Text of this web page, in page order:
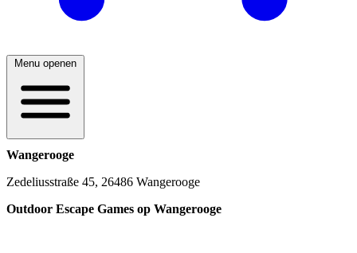
Menu openen
Wangerooge
Zedeliusstraße 45, 26486 Wangerooge
Outdoor Escape Games op Wangerooge